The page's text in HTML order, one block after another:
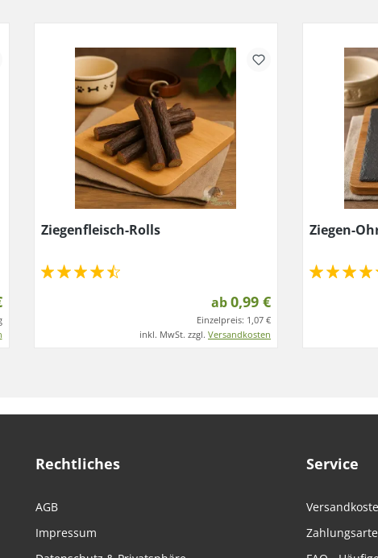
Ziegenfleisch-Rolls
ab0,99 €
Einzelpreis: 1,07 €
inkl. MwSt. zzgl. Versandkosten
Ziegen-
Rechtliches
AGB
Impressum
Service